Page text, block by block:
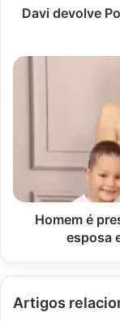
"impulso"
Davi devolve
Homem
assassinato
e
Homem é
esposa
Artigos